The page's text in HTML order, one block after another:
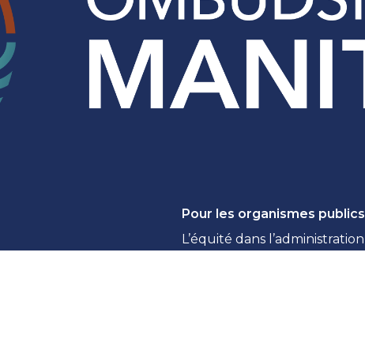
Pour les organismes publics
L’équité dans l’administration